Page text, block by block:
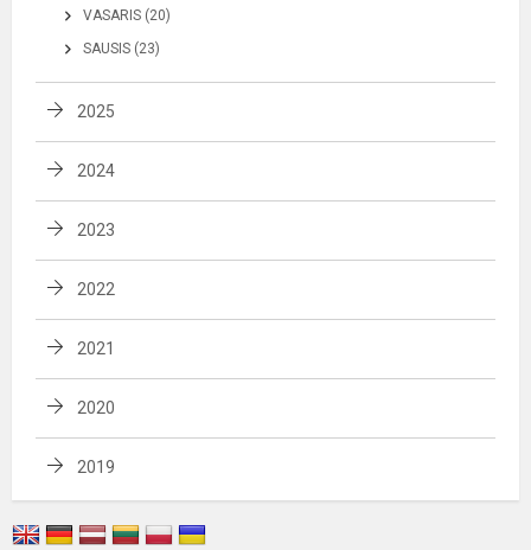
VASARIS (20)
SAUSIS (23)
2025
2024
2023
2022
2021
2020
2019